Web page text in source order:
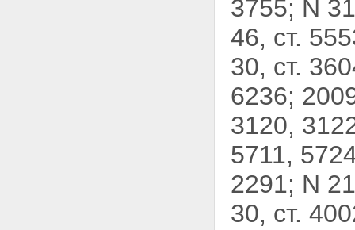
3755; N
46, ст.
30, ст.
6236;
3120,
5711,
2291; N
30, ст.